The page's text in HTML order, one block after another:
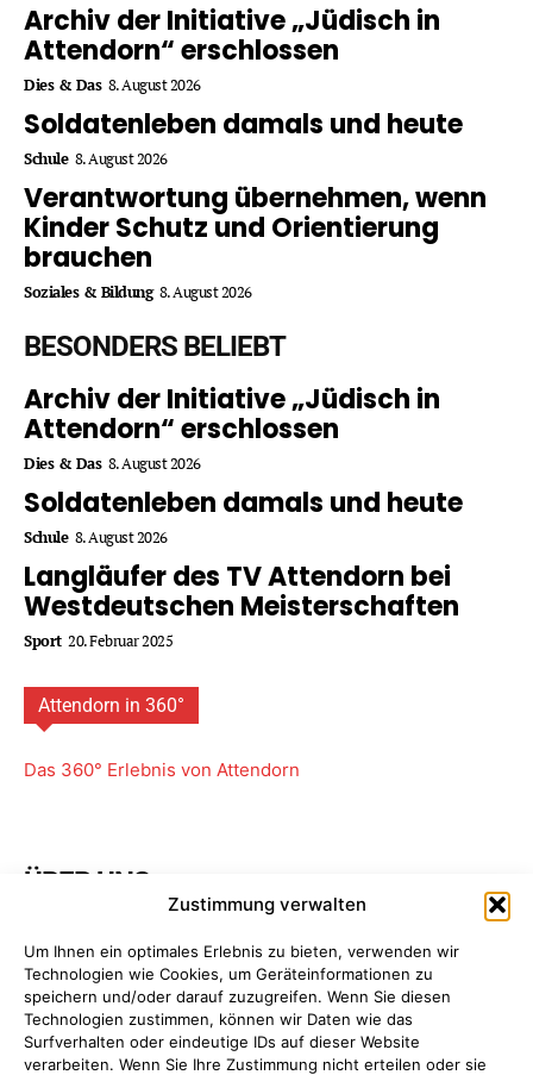
Zustimmung verwalten
Um Ihnen ein optimales Erlebnis zu bieten, verwenden wir
Technologien wie Cookies, um Geräteinformationen zu
speichern und/oder darauf zuzugreifen. Wenn Sie diesen
Technologien zustimmen, können wir Daten wie das
Surfverhalten oder eindeutige IDs auf dieser Website
verarbeiten. Wenn Sie Ihre Zustimmung nicht erteilen oder sie
Archiv der Initiative „Jüdisch in
Attendorn“ erschlossen
Dies & Das 8. August 2026
Soldatenleben damals und heute
Schule 8. August 2026
Verantwortung übernehmen, wenn
Kinder Schutz und Orientierung
brauchen
Soziales & Bildung 8. August 2026
BESONDERS BELIEBT
Archiv der Initiative „Jüdisch in
Attendorn“ erschlossen
Dies & Das 8. August 2026
Soldatenleben damals und heute
Schule 8. August 2026
Langläufer des TV Attendorn bei
Westdeutschen Meisterschaften
Sport 20. Februar 2025
Attendorn in 360°
Das 360° Erlebnis von Attendorn
ÜBER UNS
+ MEDIA- Attendorn, Paderborn. Wir bieten Ihnen
maßgeschneiderte Komplettpakete für Ihre
Unternehmens­kommunikation. So sparen Sie Zeit, Geld
und Nerven, da Sie nur einen einzigen Ansprechpartner
haben: uns!Mehr erfahren ...